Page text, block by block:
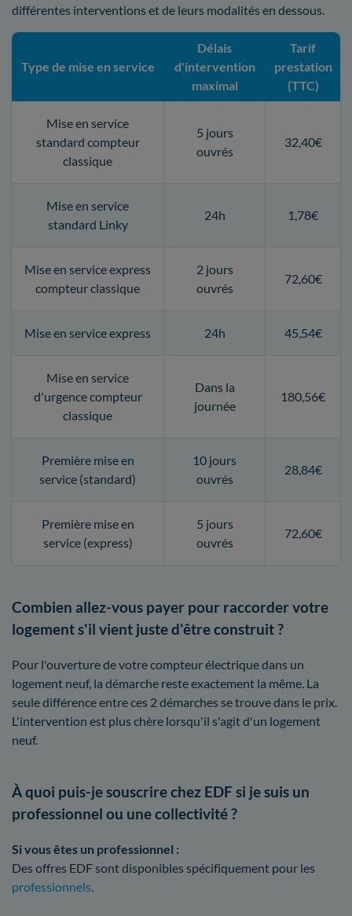
différentes interventions et de leurs modalités en dessous.
Type de mise en service
Délais
d'intervention
maximal
Tarif
prestation
(TTC)
Mise en service
standard compteur
classique
5 jours
ouvrés
32,40€
Mise en service
standard Linky
24h 1,78€
Mise en service express
compteur classique
2 jours
ouvrés
72,60€
Mise en service express 24h 45,54€
Mise en service
d'urgence compteur
classique
Dans la
journée
180,56€
Première mise en
service (standard)
10 jours
ouvrés
28,84€
Première mise en
service (express)
5 jours
ouvrés
72,60€
Combien allez-vous payer pour raccorder votre
logement s'il vient juste d'être construit ?
Pour l'ouverture de votre compteur électrique dans un
logement neuf, la démarche reste exactement la même. La
seule différence entre ces 2 démarches se trouve dans le prix.
L'intervention est plus chère lorsqu'il s'agit d'un logement
neuf.
À quoi puis-je souscrire chez EDF si je suis un
professionnel ou une collectivité ?
Si vous êtes un professionnel :
Des offres EDF sont disponibles spécifiquement pour les
professionnels.